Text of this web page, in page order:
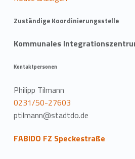
Zuständige Koordinierungsstelle
Kommunales
Kontaktpersonen
Philipp Tilmann
0231/50-27603
ptilmann@stadtdo.de
FABIDO FZ Speckestraße